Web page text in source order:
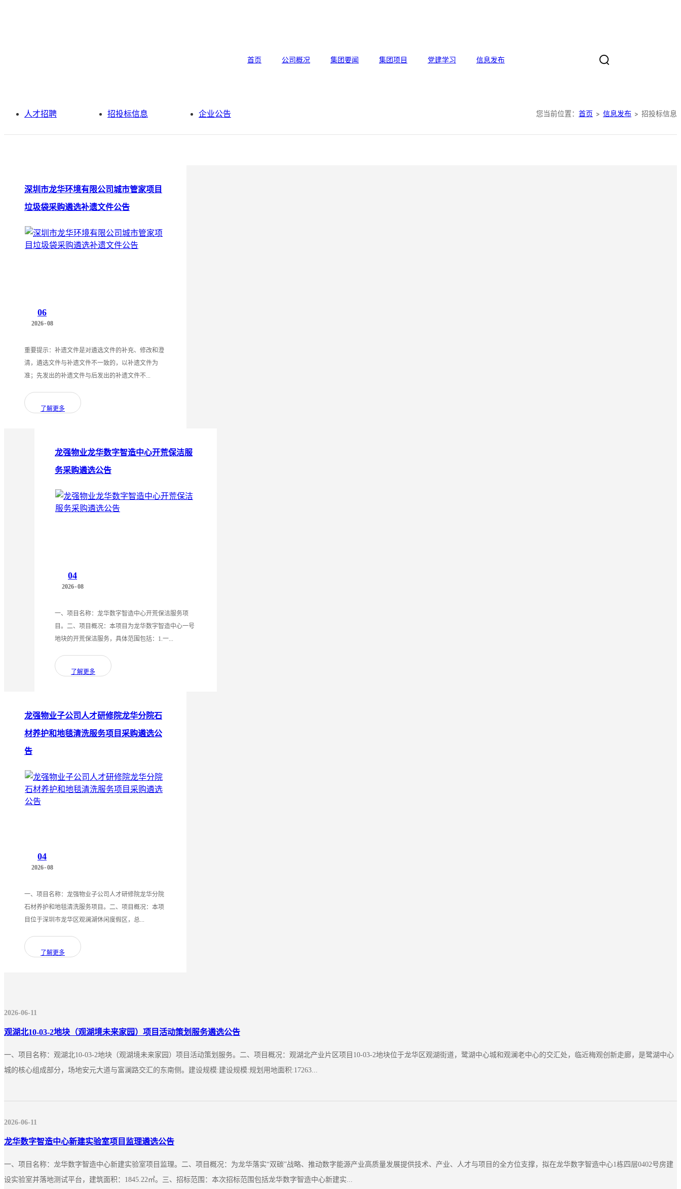
首页 公司概况 集团要闻 集团项目 党建学习 信息发布
人才招聘 招投标信息 企业公告 您当前位置： 首页 信息发布 招投标信息
深圳市龙华环境有限公司城市管家项目
垃圾袋采购遴选补遗文件公告
06
2026-08
重要提示：补遗文件是对遴选文件的补充、修改和澄
清，遴选文件与补遗文件不一致的，以补遗文件为
准；先发出的补遗文件与后发出的补遗文件不...
了解更多
龙强物业龙华数字智造中心开荒保洁服
务采购遴选公告
04
2026-08
一、项目名称：龙华数字智造中心开荒保洁服务项
目。二、项目概况：本项目为龙华数字智造中心一号
地块的开荒保洁服务，具体范围包括：1.一...
了解更多
龙强物业子公司人才研修院龙华分院石
材养护和地毯清洗服务项目采购遴选公
告
04
2026-08
一、项目名称：龙强物业子公司人才研修院龙华分院
石材养护和地毯清洗服务项目。二、项目概况：本项
目位于深圳市龙华区观澜湖休闲度假区，总...
了解更多
2026-06-11
观湖北10-03-2地块（观湖境未来家园）项目活动策划服务遴选公告
一、项目名称：观湖北10-03-2地块（观湖境未来家园）项目活动策划服务。二、项目概况：观湖北产业片区项目10-03-2地块位于龙华区观湖街道，鹭湖中心城和观澜老中心的交汇处，临近梅观创新走廊，是鹭湖中心
城的核心组成部分，场地安元大道与富澜路交汇的东南侧。建设规模:建设规模:规划用地面积:17263...
2026-06-11
龙华数字智造中心新建实验室项目监理遴选公告
一、项目名称：龙华数字智造中心新建实验室项目监理。二、项目概况：为龙华落实“双碳”战略、推动数字能源产业高质量发展提供技术、产业、人才与项目的全方位支撑，拟在龙华数字智造中心1栋四层0402号房建
设实验室并落地测试平台，建筑面积：1845.22㎡。三、招标范围：本次招标范围包括龙华数字智造中心新建实...